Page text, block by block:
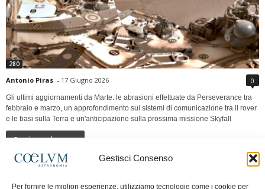
Gestisci Consenso
Per fornire le migliori esperienze, utilizziamo tecnologie come i cookie per
280
Antonio Piras - 17 Giugno 2026 0
Gli ultimi aggiornamenti da Marte: le abrasioni effettuate da Perseverance tra
febbraio e marzo, un approfondimento sui sistemi di comunicazione tra il rover
e le basi sulla Terra e un'anticipazione sulla prossima missione Skyfall
Continua a leggere